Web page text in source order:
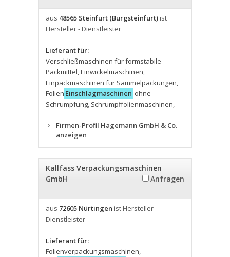
aus 48565 Steinfurt (Burgsteinfurt)ist
Hersteller - Dienstleister
Lieferant für:
Verschließmaschinen für formstabile
Packmittel,Einwickelmaschinen,
Einpackmaschinen für Sammelpackungen,
Folien Einschlagmaschinen ohne
Schrumpfung, Schrumpffolienmaschinen,
Firmen-Profil Hagemann GmbH & Co.
anzeigen
Kallfass Verpackungsmaschinen
GmbH
Anfragen
aus 72605 Nürtingen ist Hersteller -
Dienstleister
Lieferant für:
Folienverpackungsmaschinen,